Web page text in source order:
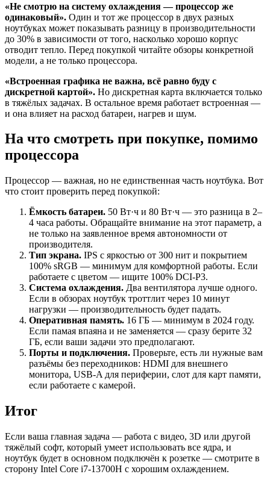
«Не смотрю на систему охлаждения — процессор же
одинаковый». Один и тот же процессор в двух разных
ноутбуках может показывать разницу в производительности
до 30% в зависимости от того, насколько хорошо корпус
отводит тепло. Перед покупкой читайте обзоры конкретной
модели, а не только процессора.
«Встроенная графика не важна, всё равно буду с
дискретной картой». Но дискретная карта включается только
в тяжёлых задачах. В остальное время работает встроенная —
и она влияет на расход батареи, нагрев и шум.
На что смотреть при покупке, помимо
процессора
Процессор — важная, но не единственная часть ноутбука. Вот
что стоит проверить перед покупкой:
Ёмкость батареи. 50 Вт·ч и 80 Вт·ч — это разница в 2–
4 часа работы. Обращайте внимание на этот параметр, а
не только на заявленное время автономности от
производителя.
Тип экрана. IPS с яркостью от 300 нит и покрытием
100% sRGB — минимум для комфортной работы. Если
работаете с цветом — ищите 100% DCI-P3.
Система охлаждения. Два вентилятора лучше одного.
Если в обзорах ноутбук троттлит через 10 минут
нагрузки — производительность будет падать.
Оперативная память. 16 ГБ — минимум в 2024 году.
Если памая впаяна и не заменяется — сразу берите 32
ГБ, если ваши задачи это предполагают.
Порты и подключения. Проверьте, есть ли нужные вам
разъёмы без переходников: HDMI для внешнего
монитора, USB-A для периферии, слот для карт памяти,
если работаете с камерой.
Итог
Если ваша главная задача — работа с видео, 3D или другой
тяжёлый софт, который умеет использовать все ядра, и
ноутбук будет в основном подключён к розетке — смотрите в
сторону Intel Core i7-13700H с хорошим охлаждением.